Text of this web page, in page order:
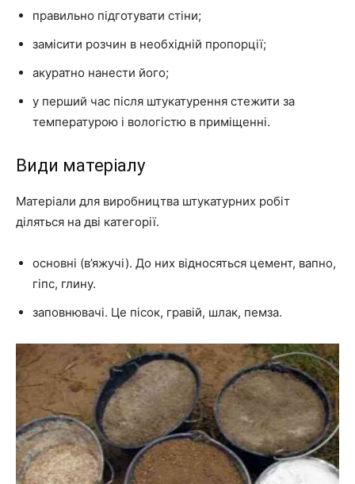
правильно підготувати стіни;
замісити розчин в необхідній пропорції;
акуратно нанести його;
у перший час після штукатурення стежити за
температурою і вологістю в приміщенні.
Види матеріалу
Матеріали для виробництва штукатурних робіт
діляться на дві категорії.
основні (в’яжучі). До них відносяться цемент, вапно,
гіпс, глину.
заповнювачі. Це пісок, гравій, шлак, пемза.